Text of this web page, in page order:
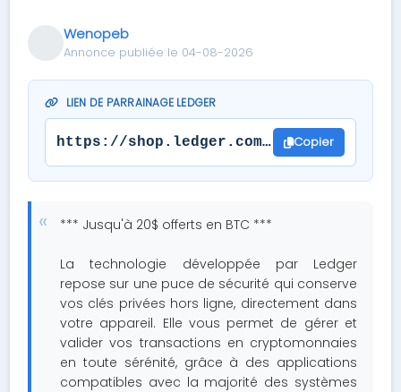
Wenopeb
Annonce publiée le 04-08-2026
LIEN DE PARRAINAGE LEDGER
https://shop.ledger.com/fr/pages/
Copier
*** Jusqu'à 20$ offerts en BTC ***
La technologie développée par Ledger
repose sur une puce de sécurité qui conserve
vos clés privées hors ligne, directement dans
votre appareil. Elle vous permet de gérer et
valider vos transactions en cryptomonnaies
en toute sérénité, grâce à des applications
compatibles avec la majorité des systèmes